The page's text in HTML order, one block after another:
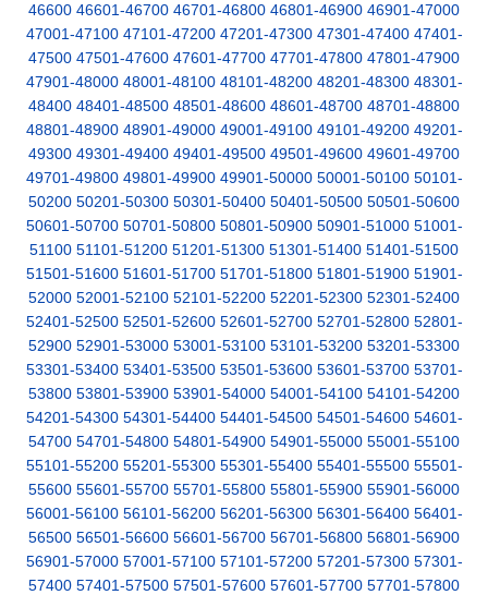
46600 46601-46700 46701-46800 46801-46900 46901-47000
47001-47100 47101-47200 47201-47300 47301-47400 47401-
47500 47501-47600 47601-47700 47701-47800 47801-47900
47901-48000 48001-48100 48101-48200 48201-48300 48301-
48400 48401-48500 48501-48600 48601-48700 48701-48800
48801-48900 48901-49000 49001-49100 49101-49200 49201-
49300 49301-49400 49401-49500 49501-49600 49601-49700
49701-49800 49801-49900 49901-50000 50001-50100 50101-
50200 50201-50300 50301-50400 50401-50500 50501-50600
50601-50700 50701-50800 50801-50900 50901-51000 51001-
51100 51101-51200 51201-51300 51301-51400 51401-51500
51501-51600 51601-51700 51701-51800 51801-51900 51901-
52000 52001-52100 52101-52200 52201-52300 52301-52400
52401-52500 52501-52600 52601-52700 52701-52800 52801-
52900 52901-53000 53001-53100 53101-53200 53201-53300
53301-53400 53401-53500 53501-53600 53601-53700 53701-
53800 53801-53900 53901-54000 54001-54100 54101-54200
54201-54300 54301-54400 54401-54500 54501-54600 54601-
54700 54701-54800 54801-54900 54901-55000 55001-55100
55101-55200 55201-55300 55301-55400 55401-55500 55501-
55600 55601-55700 55701-55800 55801-55900 55901-56000
56001-56100 56101-56200 56201-56300 56301-56400 56401-
56500 56501-56600 56601-56700 56701-56800 56801-56900
56901-57000 57001-57100 57101-57200 57201-57300 57301-
57400 57401-57500 57501-57600 57601-57700 57701-57800